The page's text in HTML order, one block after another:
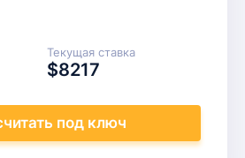
Текущая ставка
$8217
под ключ